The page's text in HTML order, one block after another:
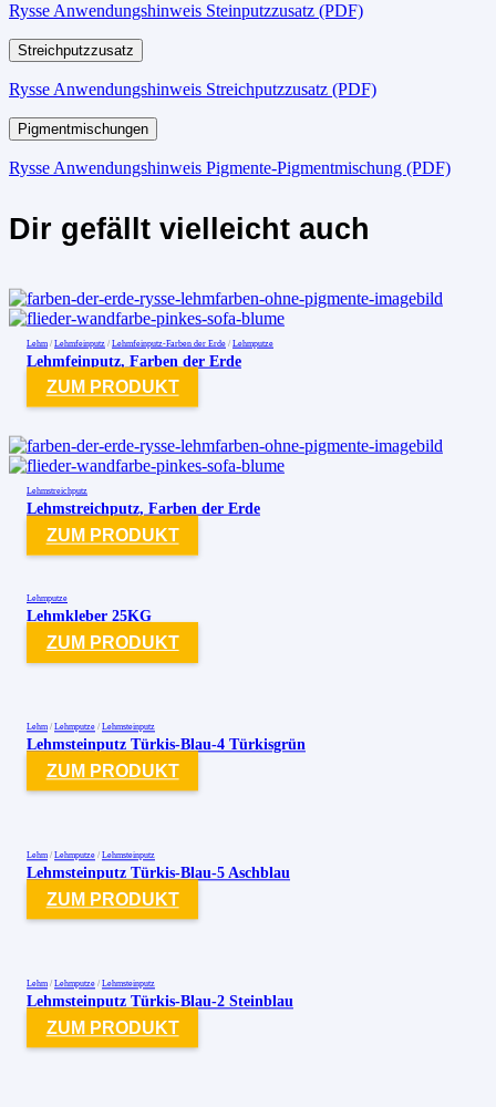
Rysse Anwendungshinweis Steinputzzusatz (PDF)
Streichputzzusatz
Rysse Anwendungshinweis Streichputzzusatz (PDF)
Pigmentmischungen
Rysse Anwendungshinweis Pigmente-Pigmentmischung (PDF)
Dir gefällt vielleicht auch
Lehm / Lehmfeinputz / Lehmfeinputz-Farben der Erde / Lehmputze
Lehmfeinputz, Farben der Erde
ZUM PRODUKT
Lehmstreichputz
Lehmstreichputz, Farben der Erde
ZUM PRODUKT
Lehmputze
Lehmkleber 25KG
ZUM PRODUKT
Lehm / Lehmputze / Lehmsteinputz
Lehmsteinputz Türkis-Blau-4 Türkisgrün
ZUM PRODUKT
Lehm / Lehmputze / Lehmsteinputz
Lehmsteinputz Türkis-Blau-5 Aschblau
ZUM PRODUKT
Lehm / Lehmputze / Lehmsteinputz
Lehmsteinputz Türkis-Blau-2 Steinblau
ZUM PRODUKT